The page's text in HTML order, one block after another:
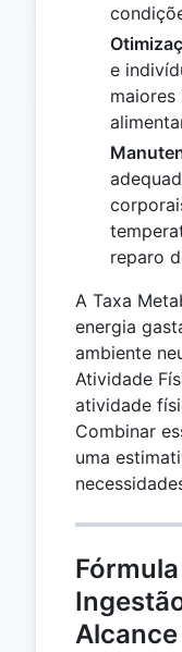
e
maiores
reparo
A Taxa
energia
ambiente
Atividade
atividade
Combinar
uma